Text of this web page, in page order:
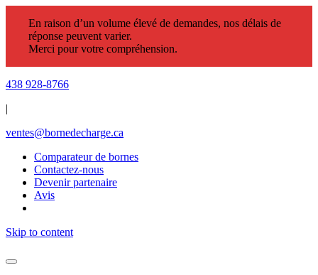
En raison d’un volume élevé de demandes, nos délais de
réponse peuvent varier.
Merci pour votre compréhension.
438 928-8766
|
ventes@bornedecharge.ca
Comparateur de bornes
Contactez-nous
Devenir partenaire
Avis
Skip to content